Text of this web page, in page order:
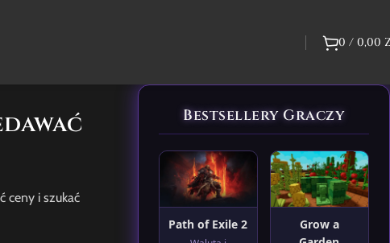
0 / 0,00
ceny i szukać
Bestsellery Graczy
Path of Exile 2
Grow a